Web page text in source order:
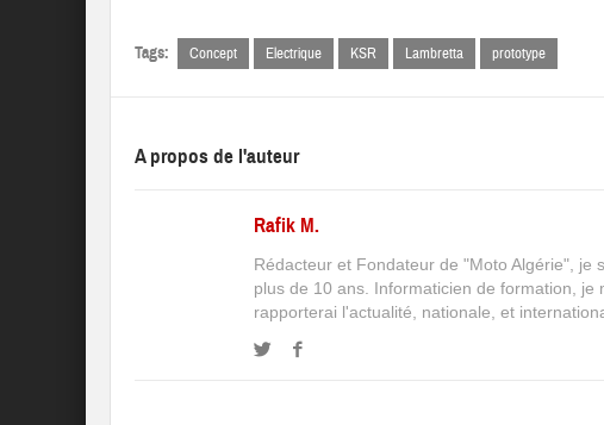
Tags: Concept Electrique KSR Lambretta prototype
A propos de l'auteur
Rafik M.
Rédacteur et Fondateur de "Moto Algérie",
plus de 10 ans. Informaticien de formation,
rapporterai l'actualité, nationale, et